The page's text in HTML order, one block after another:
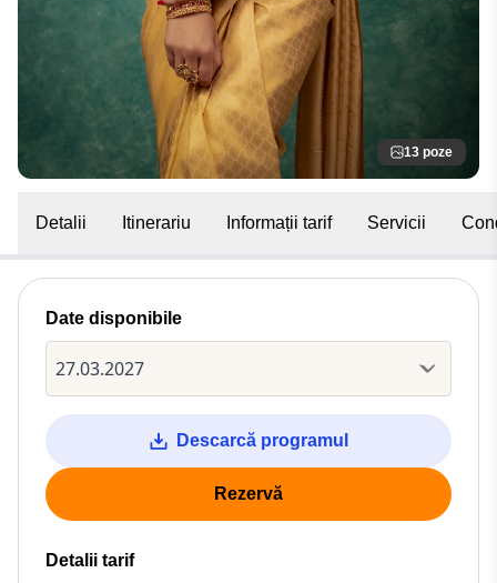
13 poze
Detalii Itinerariu Informații tarif Servicii
Date disponibile
Descarcă programul
Rezervă
Detalii tarif